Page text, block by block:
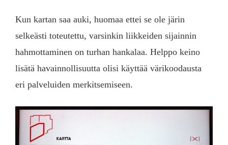
Kun kartan saa auki, huomaa ettei se ole järin
selkeästi toteutettu, varsinkin liikkeiden sijainnin
hahmottaminen on turhan hankalaa. Helppo keino
lisätä havainnollisuutta olisi käyttää värikoodausta
eri palveluiden merkitsemiseen.